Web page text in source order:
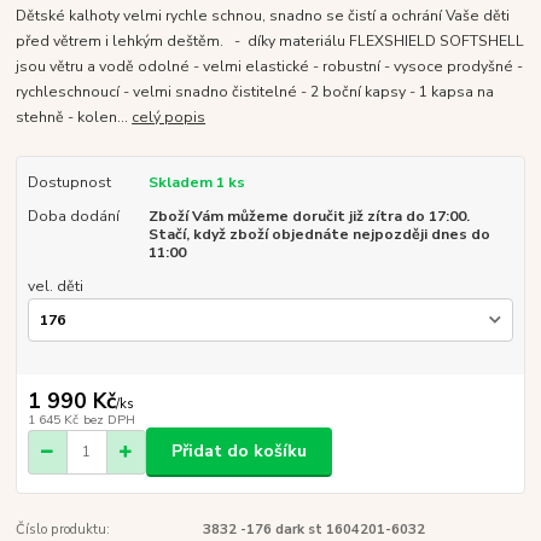
Dětské kalhoty velmi rychle schnou, snadno se čistí a ochrání Vaše děti
před větrem i lehkým deštěm. - díky materiálu FLEXSHIELD SOFTSHELL
jsou větru a vodě odolné - velmi elastické - robustní - vysoce prodyšné -
rychleschnoucí - velmi snadno čistitelné - 2 boční kapsy - 1 kapsa na
stehně - kolen... celý popis
Dostupnost
Skladem 1 ks
Doba dodání
Zboží Vám můžeme doručit již zítra do 17:00.
Stačí, když zboží objednáte nejpozději dnes do
11:00
vel. děti
1 990 Kč/ks
1 645 Kč bez DPH
Přidat do košíku
Číslo produktu:
3832 -176 dark st 1604201-6032